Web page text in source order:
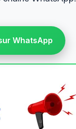
WhatsApp